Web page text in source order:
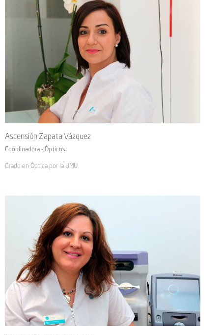
Ascensión Zapata Vázquez
Coordinadora - Ópticos
Grado en Óptica por la UMU